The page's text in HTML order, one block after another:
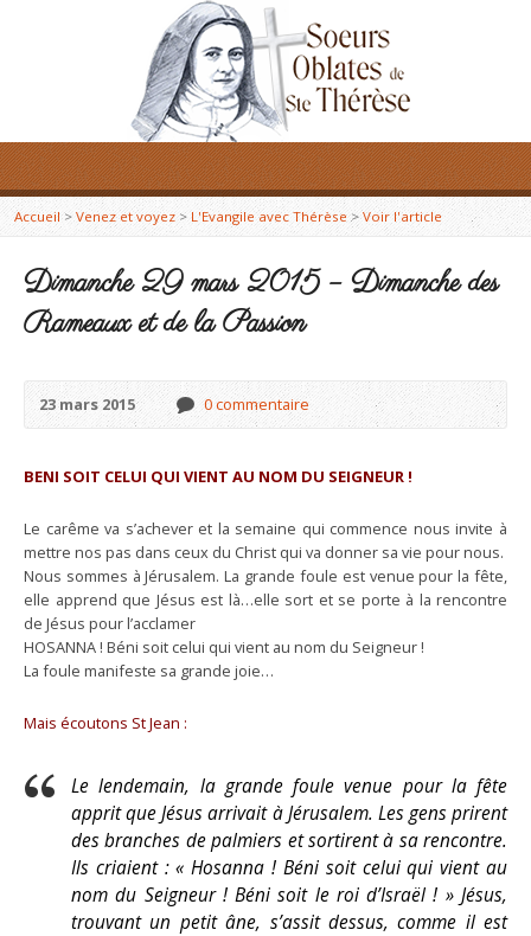
Accueil> Venez et voyez > L'Evangile avec Thérèse >Voir l'article
Dimanche 29 mars 2015 – Dimanche des
Rameaux et de la Passion
23 mars 2015 0 commentaire
BENI SOIT CELUI QUI VIENT AU NOM DU SEIGNEUR !
Le carême va s’achever et la semaine qui commence nous invite à
mettre nos pas dans ceux du Christ qui va donner sa vie pour nous.
Nous sommes à Jérusalem. La grande foule est venue pour la fête,
elle apprend que Jésus est là…elle sort et se porte à la rencontre
de Jésus pour l’acclamer
HOSANNA ! Béni soit celui qui vient au nom du Seigneur !
La foule manifeste sa grande joie…
Mais écoutons St Jean :
Le lendemain, la grande foule venue pour la fête
apprit que Jésus arrivait à Jérusalem. Les gens prirent
des branches de palmiers et sortirent à sa rencontre.
Ils criaient : « Hosanna ! Béni soit celui qui vient au
nom du Seigneur ! Béni soit le roi d’Israël ! » Jésus,
trouvant un petit âne, s’assit dessus, comme il est